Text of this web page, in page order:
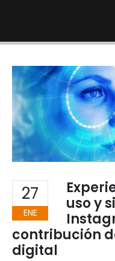
27
ENE
uso y
contribución
digital